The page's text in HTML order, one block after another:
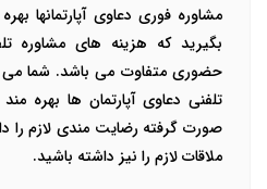
مشاوره فوری دعاوی آپارتمانها
بگیرید که هزینه های مشاوره
حضوری متفاوت می باشد. شما می
تلفنی دعاوی آپارتمان ها بهره
صورت گرفته رضایت مندی لازم را
ملاقات لازم را نیز داشته باشید.